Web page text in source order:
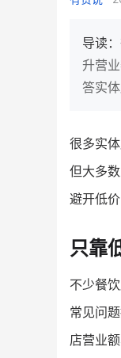
导读：
升营
答实
很多实
但大多
避开低
只靠
不少餐
常见问题
店营业额
这家女装连锁如
查看详情